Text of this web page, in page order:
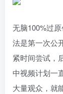
无脑100%过
法是第一次公
紧时间尝试，
中视频计划一
大量观众，就